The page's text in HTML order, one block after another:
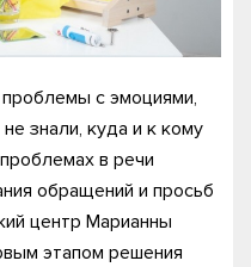
с эмоциями,
знали, куда и к кому
в речи
обращений и просьб
центр Марианны
этапом решения